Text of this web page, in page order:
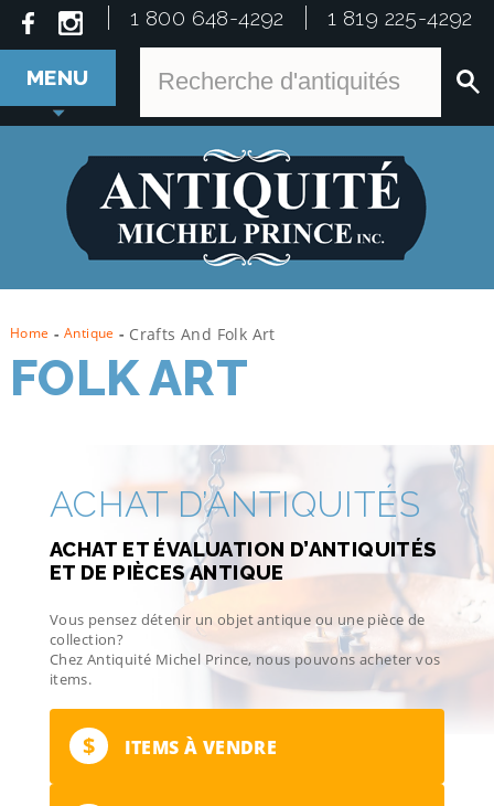
1 800 648-4292 1 819 225-4292
MENU
Home - Antique - Crafts And Folk Art
FOLK ART
ACHAT D’ANTIQUITÉS
ACHAT ET ÉVALUATION D’ANTIQUITÉS
ET DE PIÈCES ANTIQUE
Vous pensez détenir un objet antique ou une pièce de
collection?
Chez Antiquité Michel Prince, nous pouvons acheter vos
items.
$ ITEMS À VENDRE